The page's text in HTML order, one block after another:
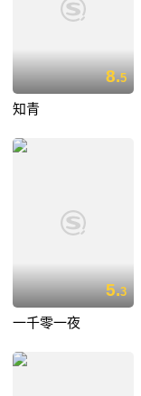
8.5
知青
5.3
一千零一夜